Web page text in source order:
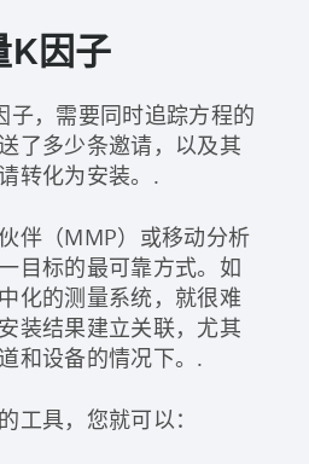
K因子
子，需要同时追踪方程的
了多少条邀请，以及其
转化为安装。.
伴（MMP）或移动分析
目标的最可靠方式。如
化的测量系统，就很难
装结果建立关联，尤其
和设备的情况下。.
工具，您就可以：